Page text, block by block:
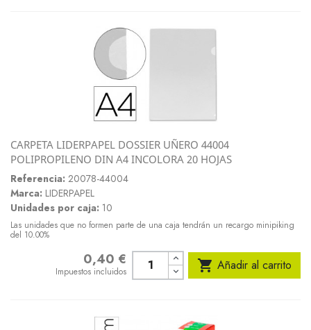
CARPETA LIDERPAPEL DOSSIER UÑERO 44004
POLIPROPILENO DIN A4 INCOLORA 20 HOJAS
Referencia: 20078-44004
Marca: LIDERPAPEL
Unidades por caja: 10
Las unidades que no formen parte de una caja tendrán un recargo minipiking
del 10.00%
0,40 €
Impuestos incluidos  Añadir al carrito